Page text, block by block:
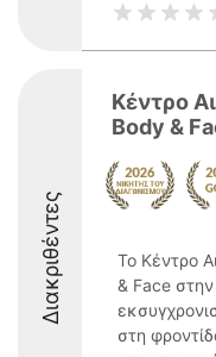
Διακριθέντες
Κέντρο
Body &
Το Κέντρο
& Face
στη